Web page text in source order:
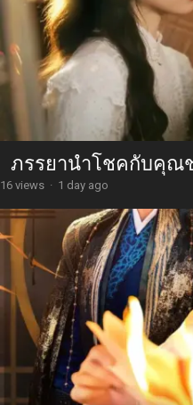
ภรรยานำโชคกับคุณ
16 views · 1 day ago